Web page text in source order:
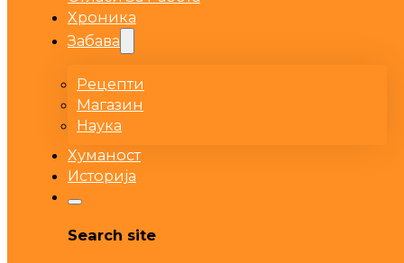
Хроника
Забава
Рецепти
Магазин
Наука
Хуманост
Историја
Search site